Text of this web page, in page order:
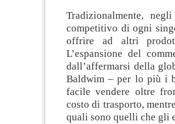
Tradizionalmente,
competitivo di ogni
offrire ad altri
L’espansione del
dall’affermarsi della
Baldwim – per lo più i
facile vendere oltre
costo di trasporto,
quali sono quelli che gli